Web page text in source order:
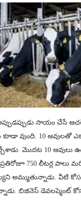
సాయం చేసే
వుంది. 10 ఆవులతో
మొదట 10 ఆవులు
ప్రతిరోజూ 750 లీటర్ల పాలు
అమ్ముతున్నాడు. వీటి
బిజినెస్ డెవలప్మెంట్